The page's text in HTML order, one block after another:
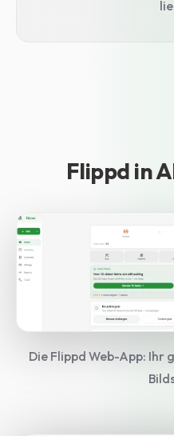
Flippd in
Die Flippd Web-App: Ihr